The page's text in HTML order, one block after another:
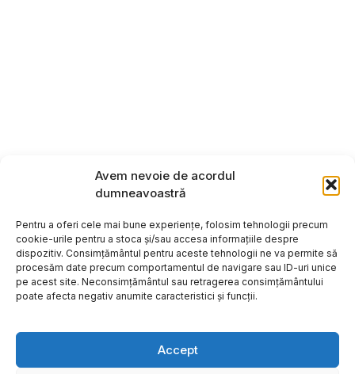
Avem nevoie de acordul
dumneavoastră
Pentru a oferi cele mai bune experiențe, folosim tehnologii precum
cookie-urile pentru a stoca și/sau accesa informațiile despre
dispozitiv. Consimțământul pentru aceste tehnologii ne va permite să
procesăm date precum comportamentul de navigare sau ID-uri unice
pe acest site. Neconsimțământul sau retragerea consimțământului
poate afecta negativ anumite caracteristici și funcții.
Accept